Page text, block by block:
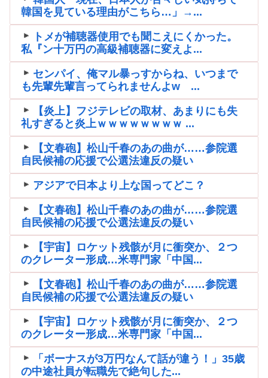
韓国を見ている理由がこちら…」→...
トメが補聴器使用でも聞こえにくかった。
私『ン十万円の高級補聴器に変えよ...
センパイ、俺マル暴っすからね、いつまで
も先輩先輩言ってられませんよw ...
【炎上】フジテレビの取材、あまりにも失
礼すぎると炎上ｗｗｗｗｗｗｗｗ ...
【文春砲】松山千春のあの曲が……参院選
自民候補の応援で公選法違反の疑い
アジアで日本より上な国ってどこ？
【文春砲】松山千春のあの曲が……参院選
自民候補の応援で公選法違反の疑い
【宇宙】ロケット残骸が月に衝突か、２つ
のクレーター形成…米専門家「中国...
【文春砲】松山千春のあの曲が……参院選
自民候補の応援で公選法違反の疑い
【宇宙】ロケット残骸が月に衝突か、２つ
のクレーター形成…米専門家「中国...
「ボーナスが3万円なんて話が違う！」35歳
の中途社員が転職先で絶句した...